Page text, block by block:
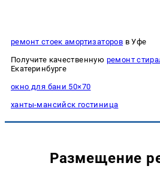
ремонт стоек амортизаторов в Уфе
Получите качественную ремонт
Екатеринбурге
окно для бани 50×70
ханты-мансийск гостиница
Размещение